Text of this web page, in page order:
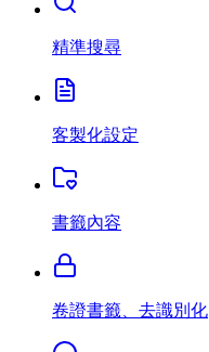
精準搜尋
客製化設定
書籤內容
卷證書籤、去識別化